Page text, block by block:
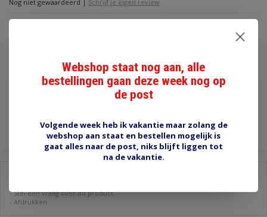
Nog niet gewaardeerd | Schrijf je eigen review
Artikelnummer:
-Stel een vraag over dit product
- Afdrukken
Webshop staat nog aan, alle
bestellingen gaan deze week nog op
de post
Volgende week heb ik vakantie maar zolang de
webshop aan staat en bestellen mogelijk is
gaat alles naar de post, niks blijft liggen tot
na de vakantie.